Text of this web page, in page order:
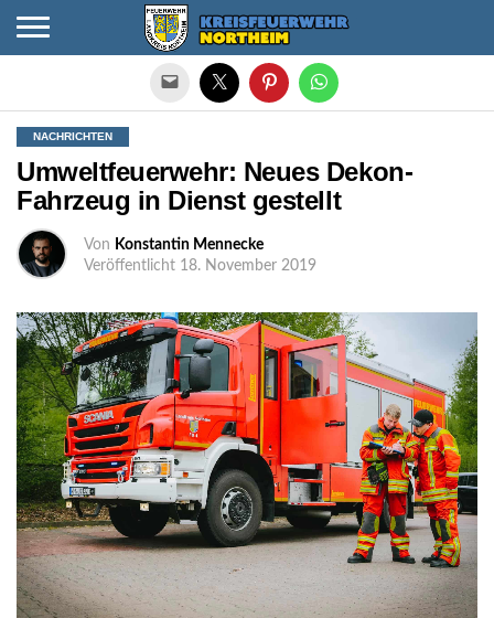
NACHRICHTEN
Umweltfeuerwehr: Neues Dekon-
Fahrzeug in Dienst gestellt
Von Konstantin Mennecke
Veröffentlicht 18. November 2019
Die mobile Version verlassen